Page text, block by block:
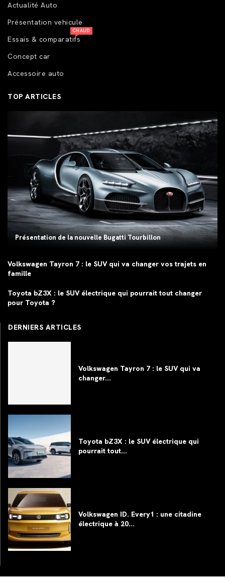
Actualité Auto
Présentation vehicule
Essais & comparatifs
CHAUD
Concept car
Accessoire auto
TOP ARTICLES
Présentation de la nouvelle Bugatti Tourbillon
Volkswagen Tayron 7 : le SUV qui va changer vos trajets en
famille
Toyota bZ3X : le SUV électrique qui pourrait tout changer
pour Toyota ?
DERNIERS ARTICLES
Volkswagen Tayron 7 : le SUV qui va
changer...
Toyota bZ3X : le SUV électrique qui
pourrait tout...
Volkswagen ID. Every1 : une citadine
électrique à 20...